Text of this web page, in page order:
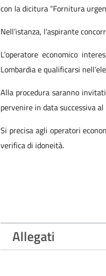
con la dicitura “Fornitura
Nell’istanza, l’aspirante
L’operatore economico
Lombardia e qualificarsi
Alla procedura saranno
pervenire in data successiva
Si precisa agli operatori
verifica di idoneità.
Allegati